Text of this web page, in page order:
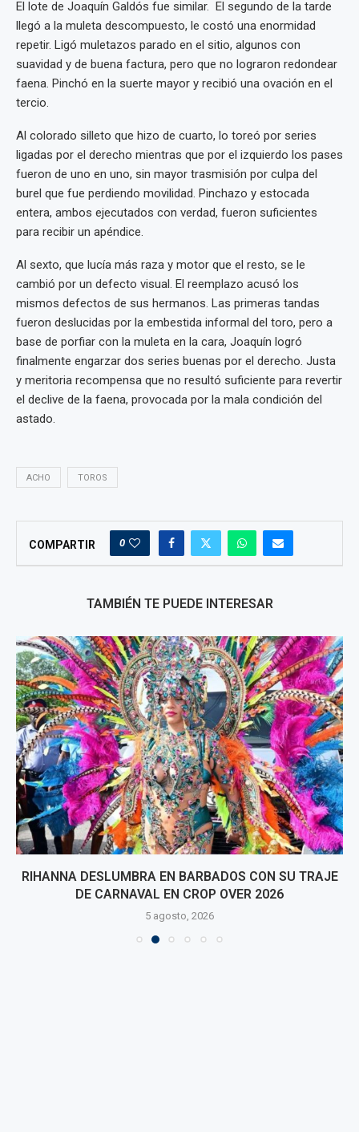
El lote de Joaquín Galdós fue similar. El segundo de la tarde
llegó a la muleta descompuesto, le costó una enormidad
repetir. Ligó muletazos parado en el sitio, algunos con
suavidad y de buena factura, pero que no lograron redondear
faena. Pinchó en la suerte mayor y recibió una ovación en el
tercio.
Al colorado silleto que hizo de cuarto, lo toreó por series
ligadas por el derecho mientras que por el izquierdo los pases
fueron de uno en uno, sin mayor trasmisión por culpa del
burel que fue perdiendo movilidad. Pinchazo y estocada
entera, ambos ejecutados con verdad, fueron suficientes
para recibir un apéndice.
Al sexto, que lucía más raza y motor que el resto, se le
cambió por un defecto visual. El reemplazo acusó los
mismos defectos de sus hermanos. Las primeras tandas
fueron deslucidas por la embestida informal del toro, pero a
base de porfiar con la muleta en la cara, Joaquín logró
finalmente engarzar dos series buenas por el derecho. Justa
y meritoria recompensa que no resultó suficiente para revertir
el declive de la faena, provocada por la mala condición del
astado.
ACHO TOROS
COMPARTIR 0
TAMBIÉN TE PUEDE INTERESAR
RIHANNA DESLUMBRA EN BARBADOS CON SU TRAJE
DE CARNAVAL EN CROP OVER 2026
5 agosto, 2026